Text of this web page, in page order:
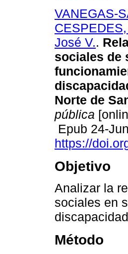
VANEGAS-
José V..
sociales de
Norte de
pública
Epub 24-
https://
Objetivo
Analizar la
sociales en
Método